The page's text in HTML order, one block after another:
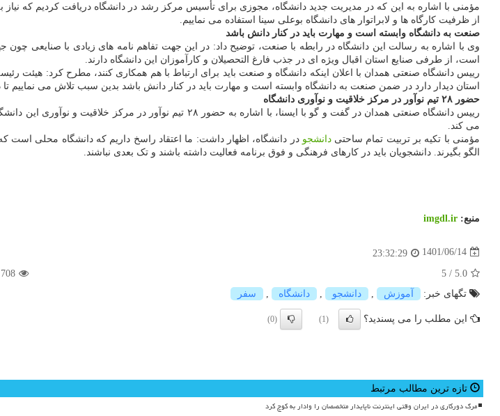
مؤمنی با اشاره به این که در مدیریت جدید دانشگاه، مجوزی برای تأسیس مرکز رشد در دانشگاه دریافت کردیم که
از ظرفیت کارگاه ها و لابراتوار های دانشگاه بوعلی سینا استفاده می نماییم.
صنعت به دانشگاه وابسته است و مهارت باید در کنار دانش باشد
وی با اشاره به رسالت این دانشگاه در رابطه با صنعت، توضیح داد: در این جهت تفاهم نامه های زیادی با صنایعی
است، از طرفی صنایع استان اقبال ویژه ای در جذب فارغ التحصیلان و کارآموزان این دانشگاه دارند.
رییس دانشگاه صنعتی همدان با اعلان اینکه دانشگاه و صنعت باید برای ارتباط با هم همکاری کنند، مطرح کرد: هیئت
استان دیدار دارد در ضمن صنعت به دانشگاه وابسته است و مهارت باید در کنار دانش باشد بدین سبب تلاش می نماییم تا
حضور ۲۸ تیم نوآور در مرکز خلاقیت و نوآوری دانشگاه
رییس دانشگاه صنعتی همدان در گفت و گو با ایسنا، با اشاره به
می کند.
مؤمنی با تکیه بر تربیت تمام ساحتیدانشجو در دانشگاه، اظهار داشت: ما اعتقاد راسخ داریم که دانشگاه محلی است
الگو بگیرند. دانشجویان باید در کارهای فرهنگی و فوق برنامه فعالیت داشته باشند و تک بعدی نباشند.
منبع: imgdl.ir
1401/06/14
23:32:29
5.0
/
5
708
تگهای خبر:
آموزش دانشجو دانشگاه سفر
این مطلب را می پسندید؟ (1)
(0)
تازه ترین مطالب مرتبط
مرگ دورکاری در ایران وقتی اینترنت ناپایدار متخصصان را وادار به کوچ کرد